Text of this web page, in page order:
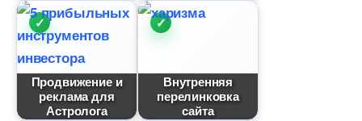
Продвижение и
реклама для
Астролога
нутренняя
перелинковка
сайта